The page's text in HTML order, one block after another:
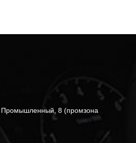
Промышленный, 8 (промзона